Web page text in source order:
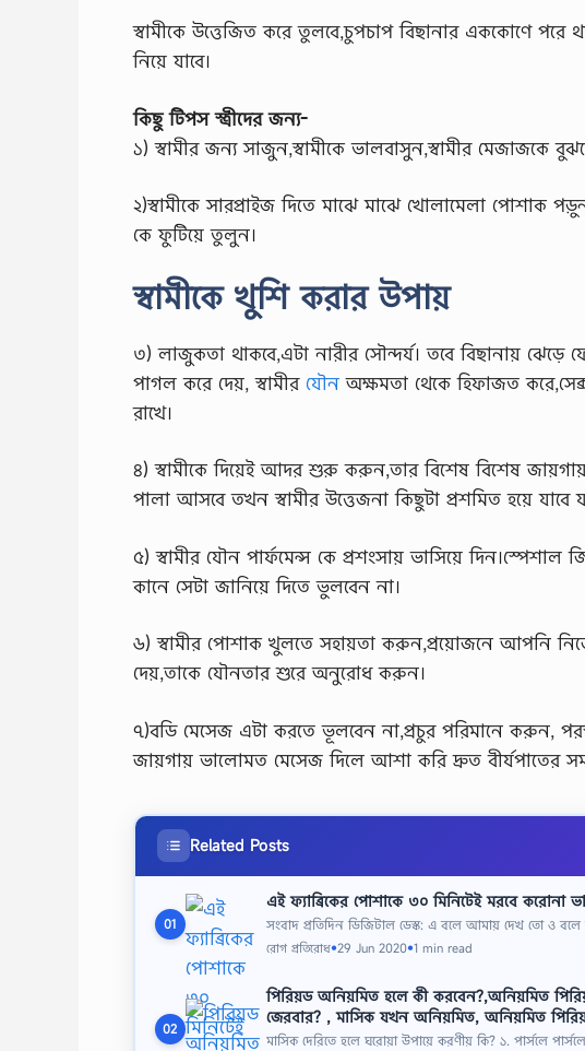
স্বামীকে উত্তেজিত করে তুলবে,চুপচাপ বিছানার এককোণে
নিয়ে যাবে।
কিছু টিপস স্ত্রীদের জন্য-
১) স্বামীর জন্য সাজুন,স্বামীকে ভালবাসুন,স্বামীর মেজাজকে
২)স্বামীকে সারপ্রাইজ দিতে মাঝে মাঝে খোলামেলা পোশাক
কে ফুটিয়ে তুলুন।
স্বামীকে খুশি করার উপায়
৩) লাজুকতা থাকবে,এটা নারীর সৌন্দর্য। তবে বিছানায় ঝেড়ে
পাগল করে দেয়, স্বামীর যৌন অক্ষমতা থেকে হিফাজত
রাখে।
৪) স্বামীকে দিয়েই আদর শুরু করুন,তার বিশেষ বিশেষ
পালা আসবে তখন স্বামীর উত্তেজনা কিছুটা প্রশমিত হয়ে যাবে
৫) স্বামীর যৌন পার্ফমেন্স কে প্রশংসায় ভাসিয়ে দিন।স্পেশাল
কানে সেটা জানিয়ে দিতে ভুলবেন না।
৬) স্বামীর পোশাক খুলতে সহায়তা করুন,প্রয়োজনে আপনি
দেয়,তাকে যৌনতার শুরে অনুরোধ করুন।
৭)বডি মেসেজ এটা করতে ভূলবেন না,প্রচুর পরিমানে করুন,
জায়গায় ভালোমত মেসেজ দিলে আশা করি দ্রুত বীর্যপাতের
Related Posts
01
এই ফ্যাব্রিকের পোশাকে ৩০ মিনিটেই মরবে করোনা
সংবাদ প্রতিদিন ডিজিটাল ডেস্ক: এ বলে আমায় দেখ তো ও
রোগ প্রতিরোধ●29 Jun 2020●1 min read
02
পিরিয়ড অনিয়মিত হলে কী করবেন?,অনিয়মিত
জেরবার? , মাসিক যখন অনিয়মিত, অনিয়মিত
মাসিক দেরিতে হলে ঘরোয়া উপায়ে করণীয় কি? ১. পার্সলে